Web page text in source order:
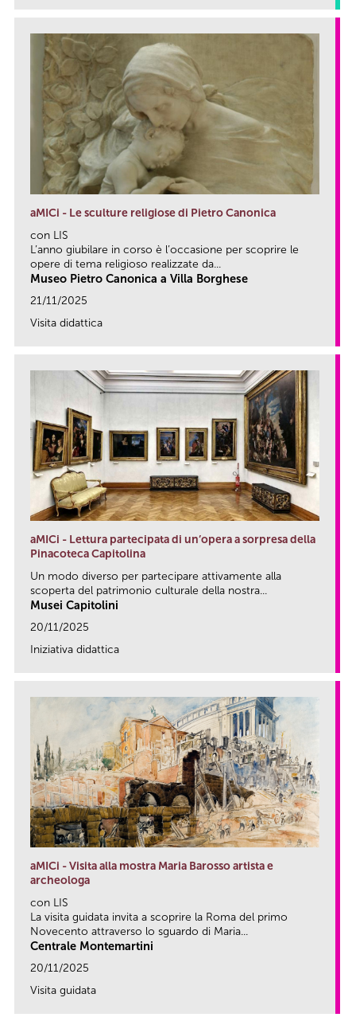
aMICi - Le sculture religiose di Pietro Canonica
con LIS
L’anno giubilare in corso è l’occasione per scoprire le
opere di tema religioso realizzate da...
Museo Pietro Canonica a Villa Borghese
21/11/2025
Visita didattica
aMICi - Lettura partecipata di un’opera a sorpresa della
Pinacoteca Capitolina
Un modo diverso per partecipare attivamente alla
scoperta del patrimonio culturale della nostra...
Musei Capitolini
20/11/2025
Iniziativa didattica
aMICi - Visita alla mostra Maria Barosso artista e
archeologa
con LIS
La visita guidata invita a scoprire la Roma del primo
Novecento attraverso lo sguardo di Maria...
Centrale Montemartini
20/11/2025
Visita guidata